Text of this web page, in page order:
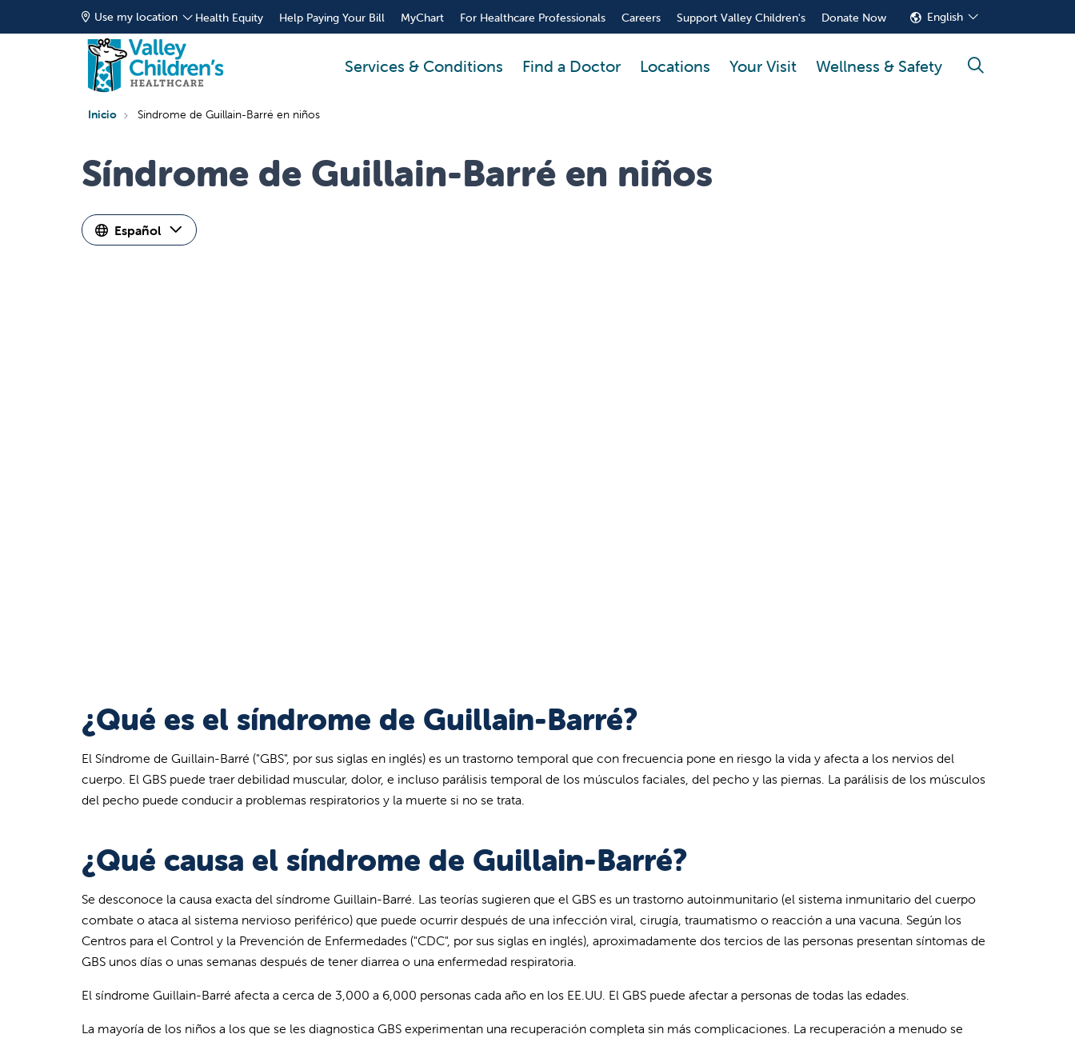
Use my location Health Equity Help Paying Your Bill MyChart For Healthcare Professionals Careers Support Valley Children's Donate Now English
Services & Conditions Find a Doctor Locations Your Visit Wellness & Safety search
Inicio Síndrome de Guillain-Barré en niños
Síndrome de Guillain-Barré en niños
Español
¿Qué es el síndrome de Guillain-Barré?
El Síndrome de Guillain-Barré ("GBS", por sus siglas en inglés) es un trastorno temporal que con frecuencia pone en riesgo la vida y afecta a los nervios del
cuerpo. El GBS puede traer debilidad muscular, dolor, e incluso parálisis temporal de los músculos faciales, del pecho y las piernas. La parálisis de los músculos
del pecho puede conducir a problemas respiratorios y la muerte si no se trata.
¿Qué causa el síndrome de Guillain-Barré?
Se desconoce la causa exacta del síndrome Guillain-Barré. Las teorías sugieren que el GBS es un trastorno autoinmunitario (el sistema inmunitario del cuerpo
combate o ataca al sistema nervioso periférico) que puede ocurrir después de una infección viral, cirugía, traumatismo o reacción a una vacuna. Según los
Centros para el Control y la Prevención de Enfermedades ("CDC", por sus siglas en inglés), aproximadamente dos tercios de las personas presentan síntomas de
GBS unos días o unas semanas después de tener diarrea o una enfermedad respiratoria.
El síndrome Guillain-Barré afecta a cerca de 3,000 a 6,000 personas cada año en los EE.UU. El GBS puede afectar a personas de todas las edades.
La mayoría de los niños a los que se les diagnostica GBS experimentan una recuperación completa sin más complicaciones. La recuperación a menudo se